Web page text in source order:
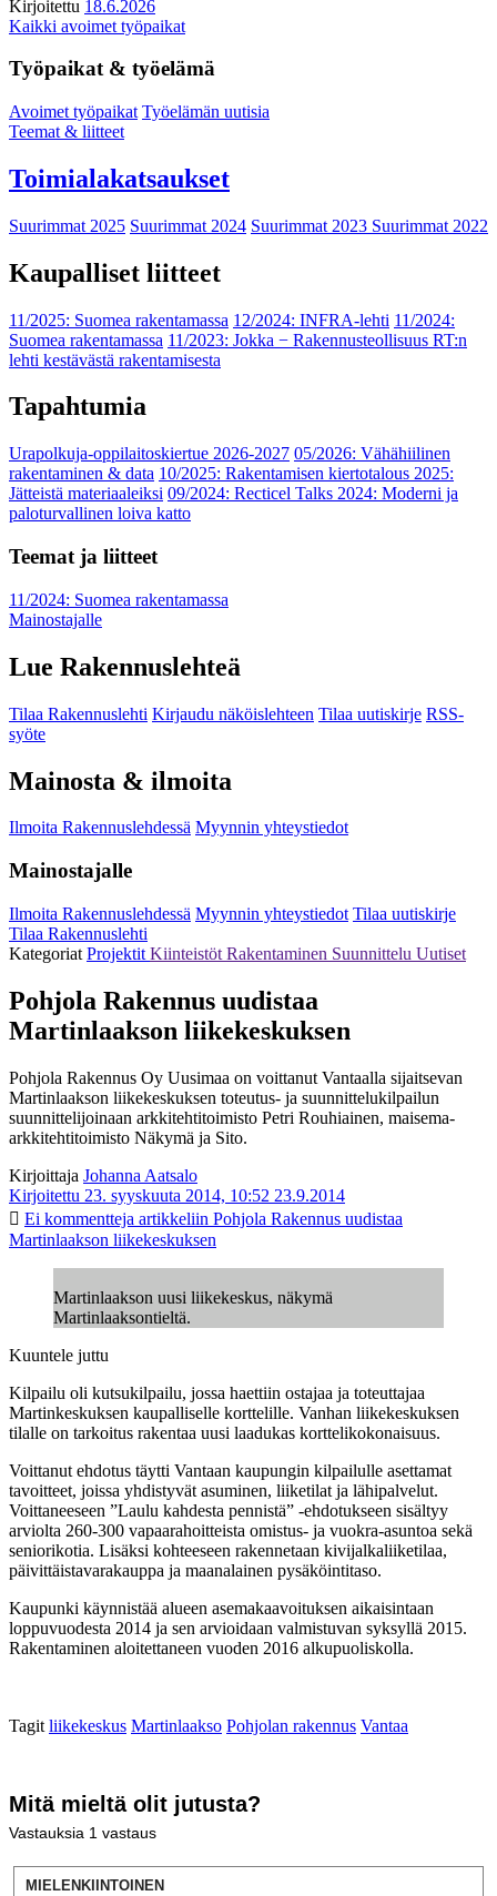
Kirjoitettu 18.6.2026
Kaikki avoimet työpaikat
Työpaikat & työelämä
Avoimet työpaikat Työelämän uutisia
Teemat & liitteet
Toimialakatsaukset
Suurimmat 2025 Suurimmat 2024 Suurimmat 2023 Suurimmat 2022
Kaupalliset liitteet
11/2025: Suomea rakentamassa 12/2024: INFRA-lehti 11/2024:
Suomea rakentamassa 11/2023: Jokka − Rakennusteollisuus RT:n
lehti kestävästä rakentamisesta
Tapahtumia
Urapolkuja-oppilaitoskiertue 2026-2027 05/2026: Vähähiilinen
rakentaminen & data 10/2025: Rakentamisen kiertotalous 2025:
Jätteistä materiaaleiksi 09/2024: Recticel Talks 2024: Moderni ja
paloturvallinen loiva katto
Teemat ja liitteet
11/2024: Suomea rakentamassa
Mainostajalle
Lue Rakennuslehteä
Tilaa Rakennuslehti Kirjaudu näköislehteen Tilaa uutiskirje RSS-
syöte
Mainosta & ilmoita
Ilmoita Rakennuslehdessä Myynnin yhteystiedot
Mainostajalle
Ilmoita Rakennuslehdessä Myynnin yhteystiedot Tilaa uutiskirje
Tilaa Rakennuslehti
Kategoriat Projektit Kiinteistöt Rakentaminen Suunnittelu Uutiset
Pohjola Rakennus uudistaa
Martinlaakson liikekeskuksen
Pohjola Rakennus Oy Uusimaa on voittanut Vantaalla sijaitsevan
Martinlaakson liikekeskuksen toteutus- ja suunnittelukilpailun
suunnittelijoinaan arkkitehtitoimisto Petri Rouhiainen, maisema-
arkkitehtitoimisto Näkymä ja Sito.
Kirjoittaja Johanna Aatsalo
Kirjoitettu 23. syyskuuta 2014, 10:52 23.9.2014
Ei kommentteja artikkeliin Pohjola Rakennus uudistaa
Martinlaakson liikekeskuksen
Martinlaakson uusi liikekeskus, näkymä
Martinlaaksontieltä.
Kuuntele juttu
Kilpailu oli kutsukilpailu, jossa haettiin ostajaa ja toteuttajaa
Martinkeskuksen kaupalliselle korttelille. Vanhan liikekeskuksen
tilalle on tarkoitus rakentaa uusi laadukas korttelikokonaisuus.
Voittanut ehdotus täytti Vantaan kaupungin kilpailulle asettamat
tavoitteet, joissa yhdistyvät asuminen, liiketilat ja lähipalvelut.
Voittaneeseen ”Laulu kahdesta pennistä” -ehdotukseen sisältyy
arviolta 260-300 vapaarahoitteista omistus- ja vuokra-asuntoa sekä
seniorikotia. Lisäksi kohteeseen rakennetaan kivijalkaliiketilaa,
päivittäistavarakauppa ja maanalainen pysäköintitaso.
Kaupunki käynnistää alueen asemakaavoituksen aikaisintaan
loppuvuodesta 2014 ja sen arvioidaan valmistuvan syksyllä 2015.
Rakentaminen aloitettaneen vuoden 2016 alkupuoliskolla.
Tagit liikekeskus Martinlaakso Pohjolan rakennus Vantaa
Mitä mieltä olit jutusta?
Vastauksia 1 vastaus
MIELENKIINTOINEN